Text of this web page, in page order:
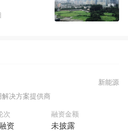
决方案提供商
新能源
次
资
融资金额
未披露